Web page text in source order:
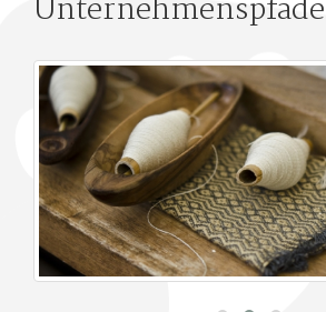
Unternehmenspfade